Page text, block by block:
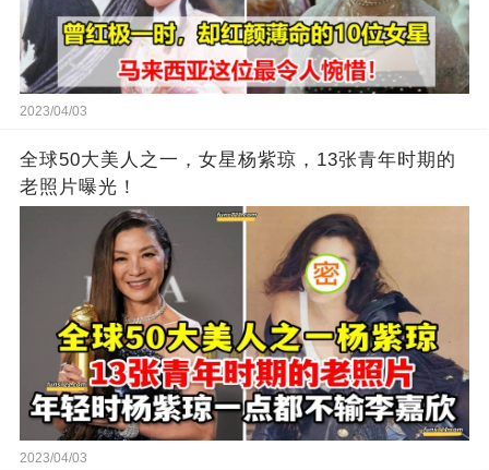
2023/04/03
全球50大美人之一，女星杨紫琼，13张青年时期的
老照片曝光！
2023/04/03